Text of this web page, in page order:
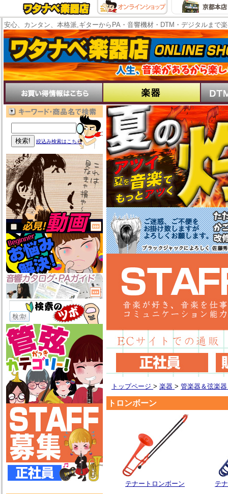
安心、カンタン、本格派,ギターからPA・音響機材・DTM・デジタルまで
絞込み検索はこちら
トップページ > 楽器 > 管楽器＆弦楽
トロンボーン
テナートロンボーン テ